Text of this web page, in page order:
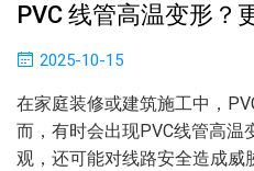
PVC 线管高温变形？
2025-10-15
在家庭装修或建筑施工中，
而，有时会出现PVC线管高温
观，还可能对线路安全造成威